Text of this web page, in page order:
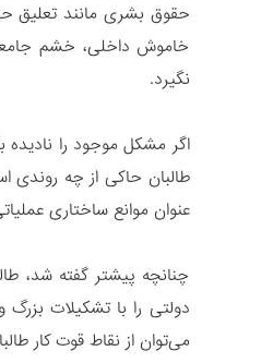
حقوق بشری مانند تعلیق
خاموش داخلی، خشم
نگیرد. ‌
اگر مشکل موجود را
طالبان حاکی از چه
عنوان موانع ساختاری
چنانچه پیشتر گفته شد،
دولتی را با تشکیلات
می‌توان از نقاط قوت کار